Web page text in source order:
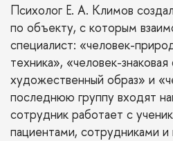
Психолог Е. А. Климов
по объекту, с которым
специалист: «человек-
техника», «человек-
художественный образ» и
последнюю группу входят
сотрудник работает с
пациентами, сотрудниками